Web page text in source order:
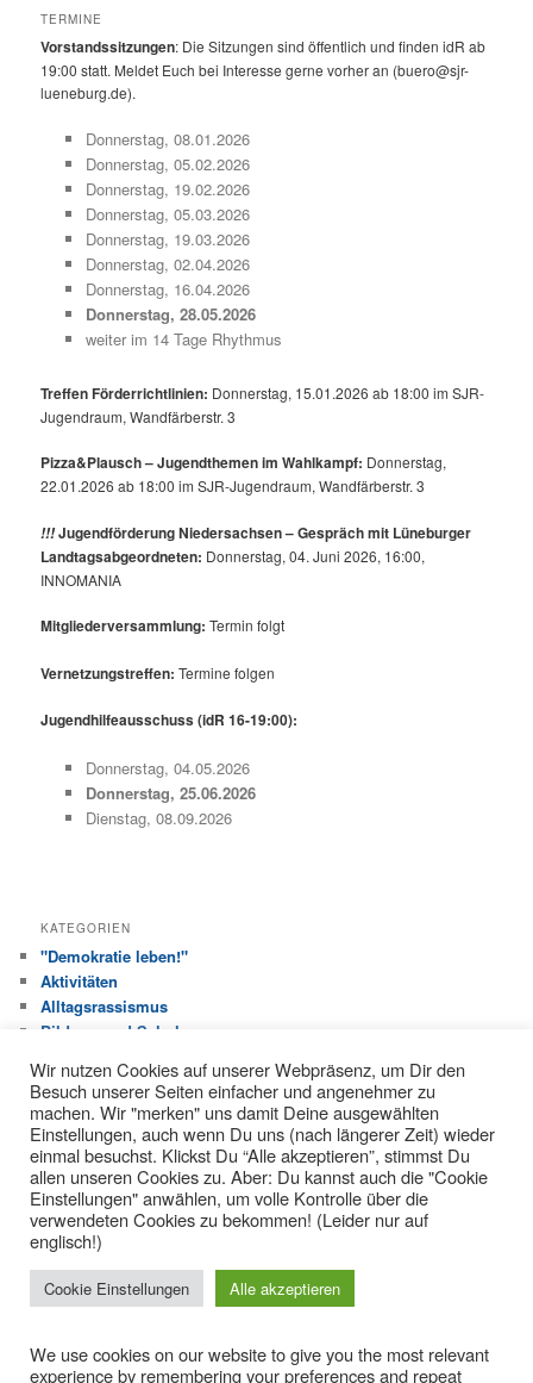
TERMINE
Vorstandssitzungen: Die Sitzungen sind öffentlich und finden idR ab
19:00 statt. Meldet Euch bei Interesse gerne vorher an (buero@sjr-
lueneburg.de).
Donnerstag, 08.01.2026
Donnerstag, 05.02.2026
Donnerstag, 19.02.2026
Donnerstag, 05.03.2026
Donnerstag, 19.03.2026
Donnerstag, 02.04.2026
Donnerstag, 16.04.2026
Donnerstag, 28.05.2026
weiter im 14 Tage Rhythmus
Treffen Förderrichtlinien: Donnerstag, 15.01.2026 ab 18:00 im SJR-
Jugendraum, Wandfärberstr. 3
Pizza&Plausch – Jugendthemen im Wahlkampf: Donnerstag,
22.01.2026 ab 18:00 im SJR-Jugendraum, Wandfärberstr. 3
!!!Jugendförderung Niedersachsen – Gespräch mit Lüneburger
Landtagsabgeordneten: Donnerstag, 04. Juni 2026, 16:00,
INNOMANIA
Mitgliederversammlung:Termin folgt
Vernetzungstreffen:Termine folgen
Jugendhilfeausschuss (idR 16-19:00):
Donnerstag, 04.05.2026
Donnerstag, 25.06.2026
Dienstag, 08.09.2026
KATEGORIEN
"Demokratie leben!"
Aktivitäten
Alltagsrassismus
Bildung und Schule
Jugendhilfeausschuss
Jugendverbandsarbeit
Kinderrechte
Liane
Partizipation
Pressemitteilung
Pressespiegel 2019
Pressespiegel 2020
Pressespiegel DL 2021
Über den Tellerrand…
Wir nutzen Cookies auf unserer Webpräsenz, um Dir den
Besuch unserer Seiten einfacher und angenehmer zu
machen. Wir "merken" uns damit Deine ausgewählten
Einstellungen, auch wenn Du uns (nach längerer Zeit) wieder
einmal besuchst. Klickst Du “Alle akzeptieren”, stimmst Du
allen unseren Cookies zu. Aber: Du kannst auch die "Cookie
Einstellungen" anwählen, um volle Kontrolle über die
verwendeten Cookies zu bekommen! (Leider nur auf
englisch!)
Cookie Einstellungen Alle akzeptieren
We use cookies on our website to give you the most relevant
experience by remembering your preferences and repeat